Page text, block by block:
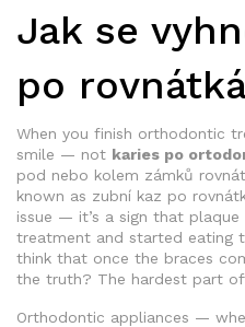
Jak se
po
When you finish orthodontic
smile — not karies po
pod nebo kolem zámků
known as zubní kaz po
issue — it’s a sign that
treatment and started eating
think that once the braces
the truth? The hardest part
Orthodontic appliances —